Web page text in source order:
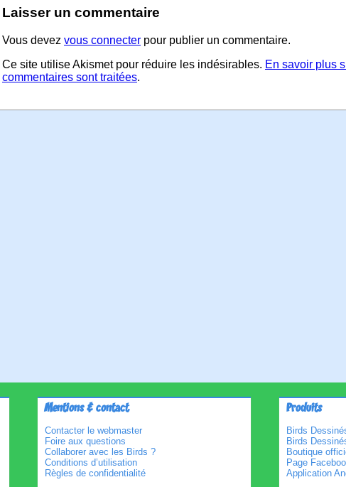
Laisser un commentaire
Vous devez vous connecter pour publier un commentaire.
Ce site utilise Akismet pour réduire les indésirables. En savoir plus
commentaires sont traitées.
Mentions & contact
Contacter le webmaster
Foire aux questions
Collaborer avec les Birds ?
Conditions d’utilisation
Règles de confidentialité
Produits
Birds
Birds
Boutique
Page
Application